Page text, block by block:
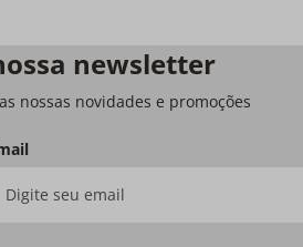
newsletter
nossas novidades e promoções